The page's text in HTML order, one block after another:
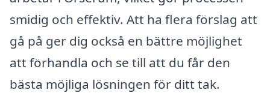
smidig och effektiv. Att ha flera förslag att
gå på ger dig också en bättre möjlighet
att förhandla och se till att du får den
bästa möjliga lösningen för ditt tak.